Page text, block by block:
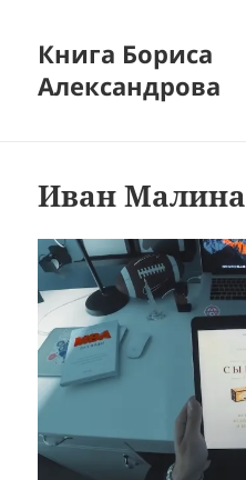
Книга Бориса
Александрова
Иван